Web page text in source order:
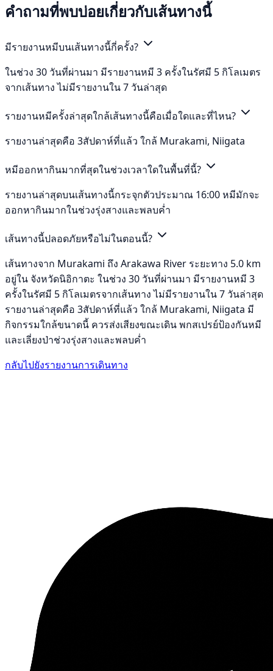
คำถามที่พบบ่อยเกี่ยวกับเส้นทางนี้
มีรายงานหมีบนเส้นทางนี้กี่ครั้ง?
ในช่วง 30 วันที่ผ่านมา มีรายงานหมี 3 ครั้งในรัศมี 5 กิโลเมตร
จากเส้นทาง ไม่มีรายงานใน 7 วันล่าสุด
รายงานหมีครั้งล่าสุดใกล้เส้นทางนี้คือเมื่อใดและที่ไหน?
รายงานล่าสุดคือ 3สัปดาห์ที่แล้ว ใกล้ Murakami, Niigata
หมีออกหากินมากที่สุดในช่วงเวลาใดในพื้นที่นี้?
รายงานล่าสุดบนเส้นทางนี้กระจุกตัวประมาณ 16:00 หมีมักจะ
ออกหากินมากในช่วงรุ่งสางและพลบค่ำ
เส้นทางนี้ปลอดภัยหรือไม่ในตอนนี้?
เส้นทางจาก Murakami ถึง Arakawa River ระยะทาง 5.0 km
อยู่ใน จังหวัดนิอิกาตะ ในช่วง 30 วันที่ผ่านมา มีรายงานหมี 3
ครั้งในรัศมี 5 กิโลเมตรจากเส้นทาง ไม่มีรายงานใน 7 วันล่าสุด
รายงานล่าสุดคือ 3สัปดาห์ที่แล้ว ใกล้ Murakami, Niigata มี
กิจกรรมใกล้ขนาดนี้ ควรส่งเสียงขณะเดิน พกสเปรย์ป้องกันหมี
และเลี่ยงป่าช่วงรุ่งสางและพลบค่ำ
กลับไปยังรายงานการเดินทาง